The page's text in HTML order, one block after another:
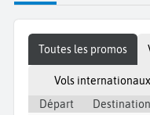
Toutes les promos
Vols internationaux
Départ
Destination